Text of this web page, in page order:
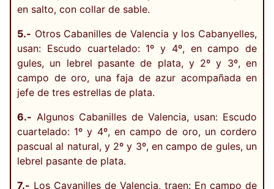
en salto, con collar de sable.
5.- Otros Cabanilles de Valencia y los Cabanyelles,
usan: Escudo cuartelado: 1º y 4º, en campo de
gules, un lebrel pasante de plata, y 2º y 3º, en
campo de oro, una faja de azur acompañada en
jefe de tres estrellas de plata.
6.- Algunos Cabanilles de Valencia, usan: Escudo
cuartelado: 1º y 4º, en campo de oro, un cordero
pascual al natural, y 2º y 3º, en campo de gules, un
lebrel pasante de plata.
7.- Los Cavanilles de Valencia, traen: En campo de